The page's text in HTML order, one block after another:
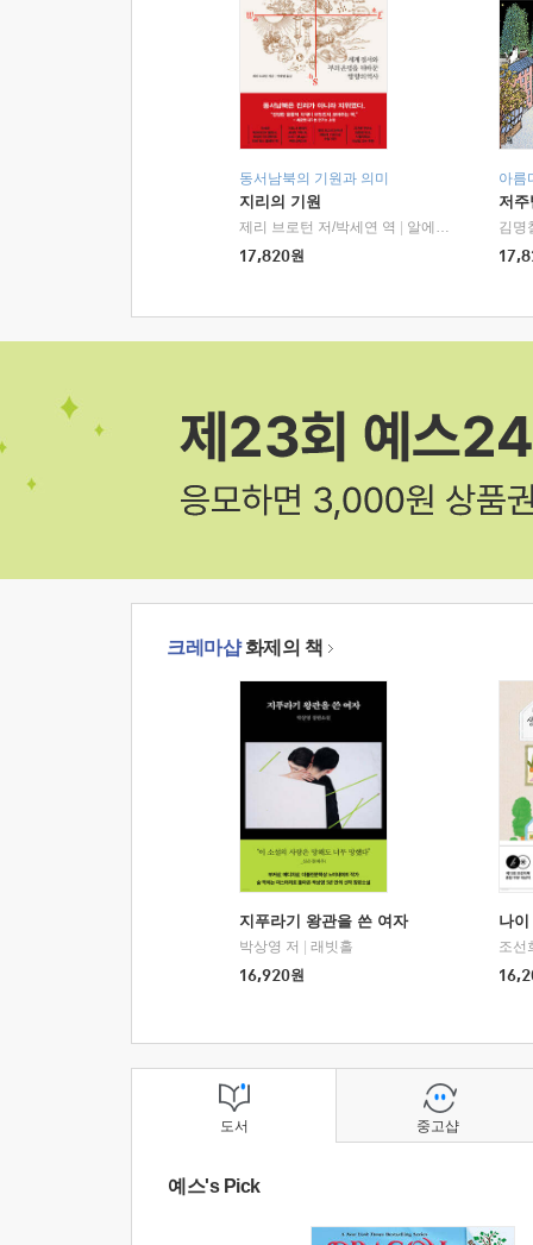
동서남북의 기원과 의미
지리의 기원
제리 브로턴 저/박세연 역
알에이치코리아(RHK)
17,820원
아름
저
김명
크레마샵화제의 책
지푸라기 왕관을 쓴 여자
박상영 저
래빗홀
16,920원
나
조선
도서
예스's Pick
중고샵